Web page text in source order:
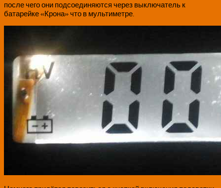
после чего они подсоединяются через выключатель к
батарейке «Крона» что в мультиметре.